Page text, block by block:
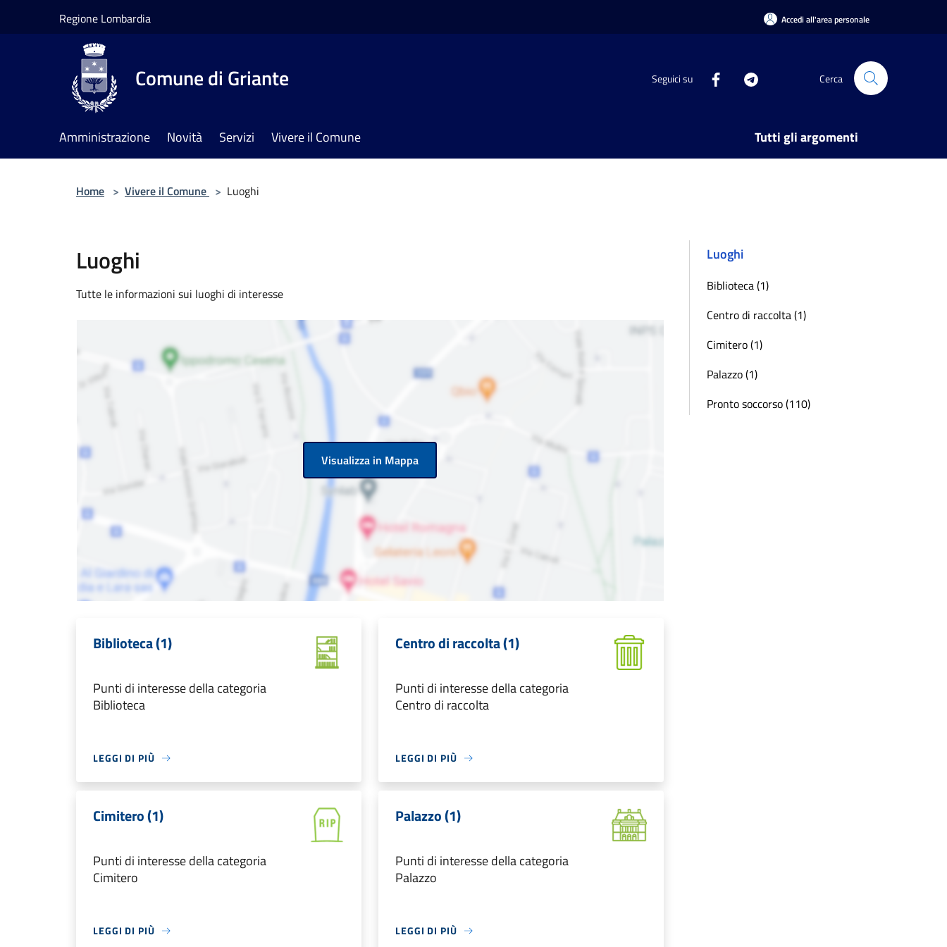
Regione Lombardia Accedi all'area personale
Comune di Griante Seguici su Cerca
Amministrazione Novità Servizi Vivere il Comune Tutti gli argomenti
Home > Vivere il Comune > Luoghi
Luoghi
Tutte le informazioni sui luoghi di interesse
Visualizza in Mappa
Biblioteca (1)
Punti di interesse della categoria
Biblioteca
LEGGI DI PIÙ
Centro di raccolta (1)
Punti di interesse della categoria
Centro di raccolta
LEGGI DI PIÙ
Cimitero (1)
Punti di interesse della categoria
Cimitero
LEGGI DI PIÙ
Palazzo (1)
Punti di interesse della categoria
Palazzo
LEGGI DI PIÙ
Luoghi
Biblioteca (1)
Centro di raccolta (1)
Cimitero (1)
Palazzo (1)
Pronto soccorso (110)